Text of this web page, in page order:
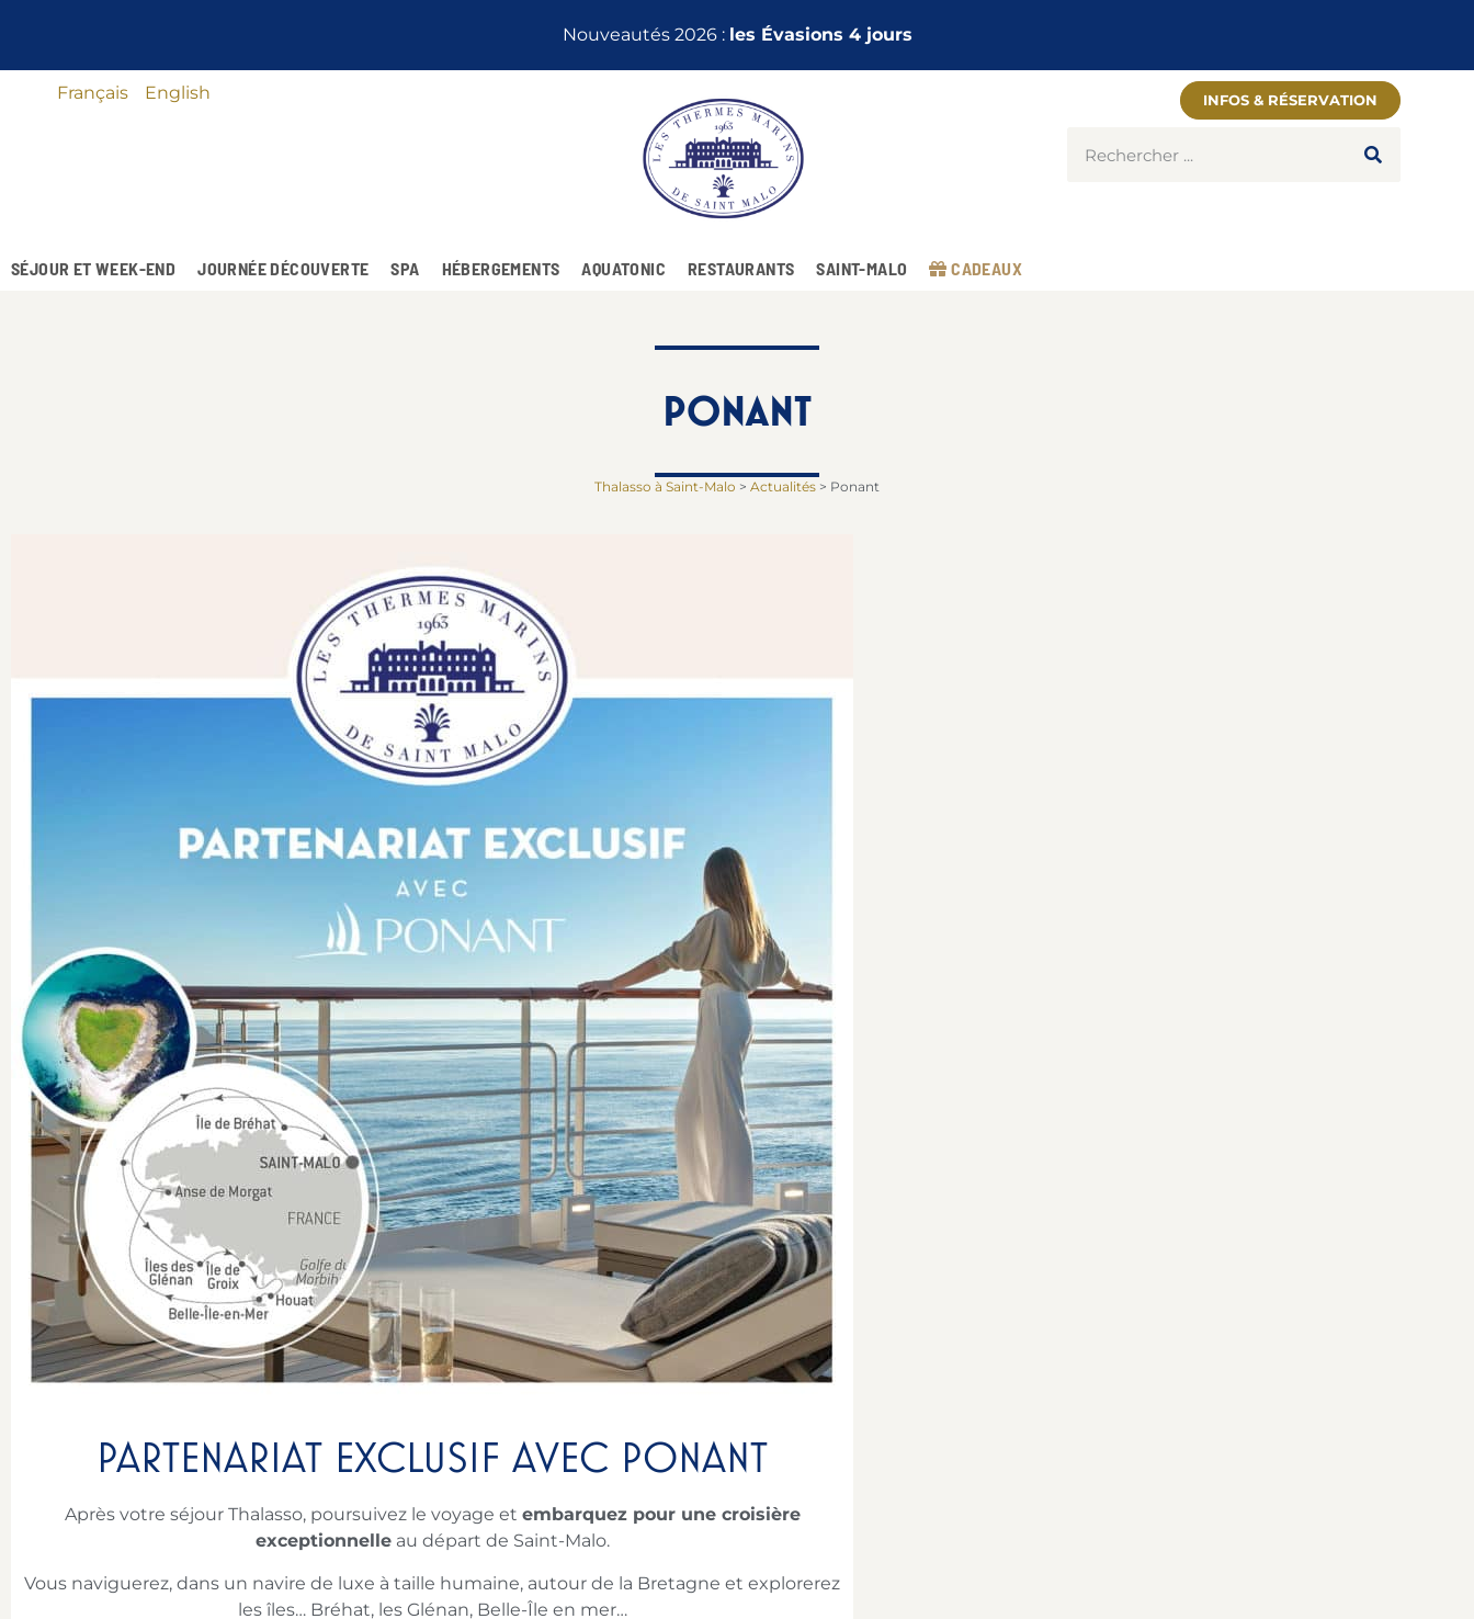
Nouveautés 2026 : les Évasions 4 jours
Français English INFOS & RÉSERVATION
SÉJOUR ET WEEK-END JOURNÉE DÉCOUVERTE SPA HÉBERGEMENTS AQUATONIC RESTAURANTS SAINT-MALO CADEAUX
PONANT
Thalasso à Saint-Malo > Actualités> Ponant
PARTENARIAT EXCLUSIF AVEC PONANT
Après votre séjour Thalasso, poursuivez le voyage et embarquez pour une croisière
exceptionnelleau départ de Saint-Malo.
Vous naviguerez, dans un navire de luxe à taille humaine, autour de la Bretagne et explorerez
les îles… Bréhat, les Glénan, Belle-Île en mer…